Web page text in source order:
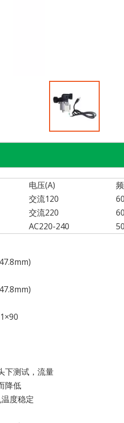
电压(A)
交流120 60
交流220 60
AC220-240 50
下测试，流量
降低
度稳定